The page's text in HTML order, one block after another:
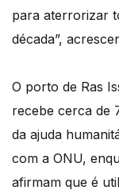
para aterrorizar
década”,
O porto de Ras
recebe cerca de
da ajuda
com a ONU,
afirmam que é